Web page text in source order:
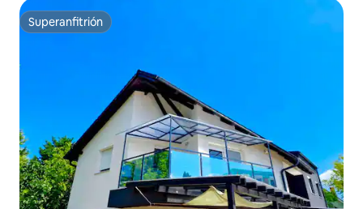
Superanfitrión
Superanfitrión